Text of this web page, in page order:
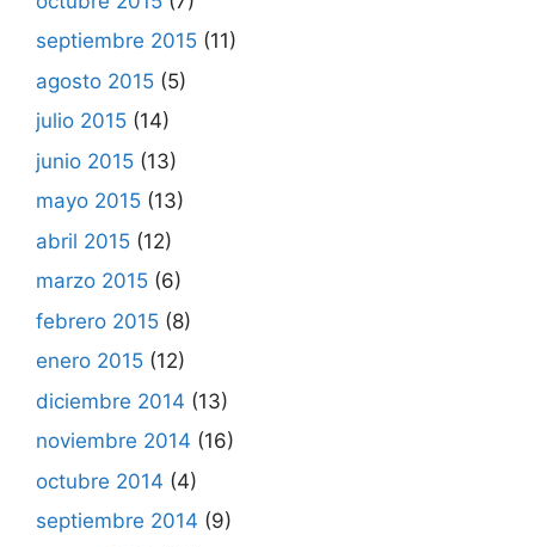
septiembre 2015 (11)
agosto 2015 (5)
julio 2015 (14)
junio 2015 (13)
mayo 2015 (13)
abril 2015 (12)
marzo 2015 (6)
febrero 2015 (8)
enero 2015 (12)
diciembre 2014 (13)
noviembre 2014 (16)
octubre 2014 (4)
septiembre 2014 (9)